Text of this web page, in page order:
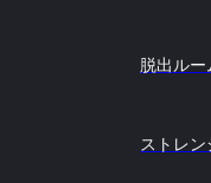
脱出ル
ストレ